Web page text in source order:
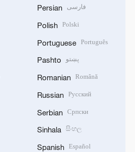
Persian فارسی
Polish Polski
Portuguese Português
Pashto پښتو
Romanian Română
Russian Русский
Serbian Српски
Sinhala සිංහල
Spanish Español